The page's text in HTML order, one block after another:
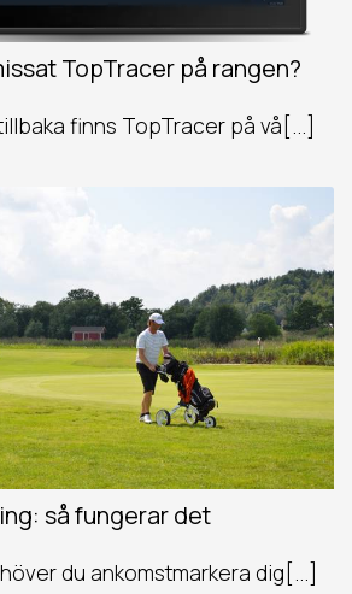
TopTracer på rangen?
finns TopTracer på vå[...]
så fungerar det
du ankomstmarkera dig[...]